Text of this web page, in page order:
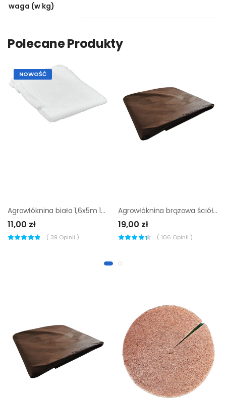
waga (w kg)
Polecane Produkty
NOWOŚĆ
Agrowłóknina biała 1,6x5m 17g/m Geolia
11,00 zł
( 39 Opinii )
Agrowłóknina brązowa ściółkująca 1.6x5 m 50 g/m2
19,00 zł
( 106 Opinii )